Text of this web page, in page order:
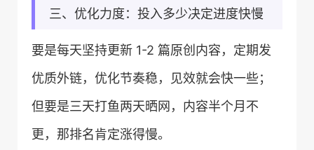
三、优化力度：投入多少决定进度快慢
要是每天坚持更新 1-2 篇原创内容，定期发
优质外链，优化节奏稳，见效就会快一些；
但要是三天打鱼两天晒网，内容半个月不
更，那排名肯定涨得慢。